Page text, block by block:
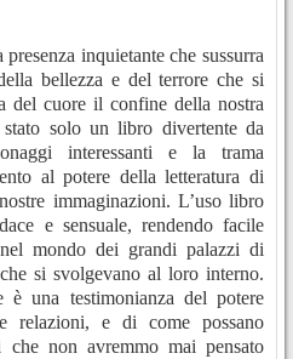
inquietante che sussurra
bellezza e del terrore che si
del cuore il confine della nostra
solo un libro divertente da
interessanti e la trama
al potere della letteratura di
immaginazioni. L’uso libro
e sensuale, rendendo facile
mondo dei grandi palazzi di
si svolgevano al loro interno.
una testimonianza del potere
relazioni, e di come possano
non avremmo mai pensato